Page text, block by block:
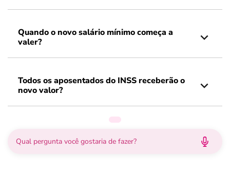
Quando o novo salário mínimo começa a
valer?
Todos os aposentados do INSS receberão o
novo valor?